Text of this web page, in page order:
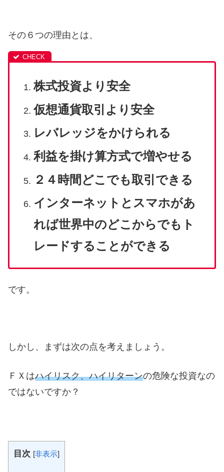
その６つの理由とは、
株式投資より安全
仮想通貨取引より安全
レバレッジをかけられる
利益を掛け算方式で増やせる
２４時間どこでも取引できる
インターネットとスマホがあ
れば世界中のどこからでもト
レードすることができる
です。
しかし、まずは次の点を考えましょう。
ＦＸはハイリスク、ハイリターンの危険な投資なの
ではないですか？
目次 [非表示]